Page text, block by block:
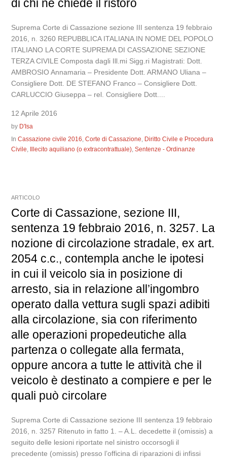
di chi ne chiede il ristoro
Suprema Corte di Cassazione sezione III sentenza 19 febbraio
2016, n. 3260 REPUBBLICA ITALIANA IN NOME DEL POPOLO
ITALIANO LA CORTE SUPREMA DI CASSAZIONE SEZIONE
TERZA CIVILE Composta dagli Ill.mi Sigg.ri Magistrati: Dott.
AMBROSIO Annamaria – Presidente Dott. ARMANO Uliana –
Consigliere Dott. DE STEFANO Franco – Consigliere Dott.
CARLUCCIO Giuseppa – rel. Consigliere Dott....
12 Aprile 2016
by D'Isa
InCassazione civile 2016,Corte di Cassazione, Diritto Civile e Procedura
Civile, Illecito aquiliano (o extracontrattuale),Sentenze - Ordinanze
ARTICOLO
Corte di Cassazione, sezione III,
sentenza 19 febbraio 2016, n. 3257. La
nozione di circolazione stradale, ex art.
2054 c.c., contempla anche le ipotesi
in cui il veicolo sia in posizione di
arresto, sia in relazione all’ingombro
operato dalla vettura sugli spazi adibiti
alla circolazione, sia con riferimento
alle operazioni propedeutiche alla
partenza o collegate alla fermata,
oppure ancora a tutte le attività che il
veicolo è destinato a compiere e per le
quali può circolare
Suprema Corte di Cassazione sezione III sentenza 19 febbraio
2016, n. 3257 Ritenuto in fatto 1. – A.L. decedette il (omissis) a
seguito delle lesioni riportate nel sinistro occorsogli il
precedente (omissis) presso l’officina di riparazioni di infissi